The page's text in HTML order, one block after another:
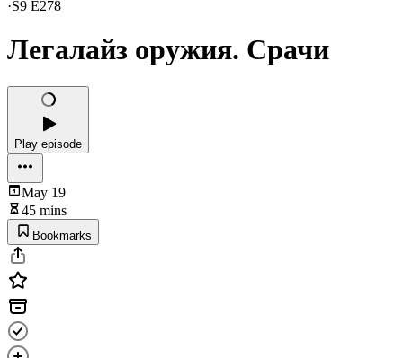
·S9 E278
Легалайз оружия. Срачи
Play episode
May 19
45 mins
Bookmarks